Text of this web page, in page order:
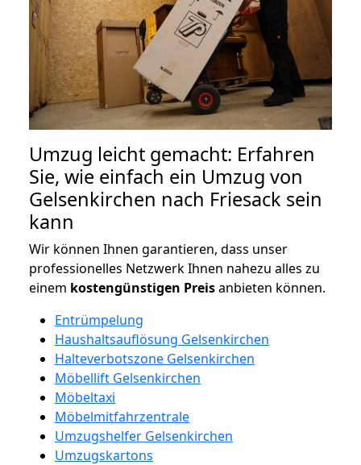
Umzug leicht gemacht: Erfahren
Sie, wie einfach ein Umzug von
Gelsenkirchen nach Friesack sein
kann
Wir können Ihnen garantieren, dass unser
professionelles Netzwerk Ihnen nahezu alles zu
einem kostengünstigen Preisanbieten können.
Entrümpelung
Haushaltsauflösung Gelsenkirchen
Halteverbotszone Gelsenkirchen
Möbellift Gelsenkirchen
Möbeltaxi
Möbelmitfahrzentrale
Umzugshelfer Gelsenkirchen
Umzugskartons